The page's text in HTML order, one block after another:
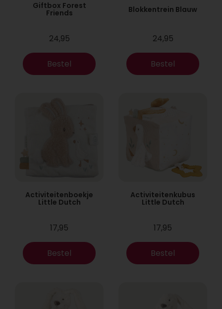
Giftbox Forest
Friends
24,95
Bestel
Blokkentrein Blauw
24,95
Bestel
Activiteitenboekje
Little Dutch
17,95
Bestel
Activiteitenkubus
Little Dutch
17,95
Bestel